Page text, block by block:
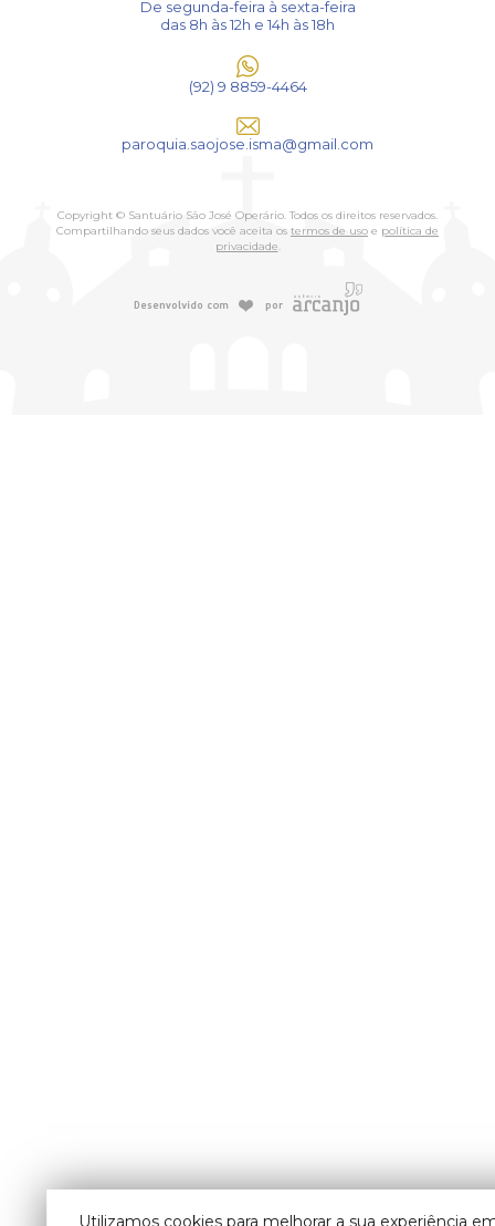
Utilizamos cookies para melhorar a sua experiência
De segunda-feira à sexta-feira
das 8h às 12h e 14h às 18h
(92) 9 8859-4464
paroquia.saojose.isma@gmail.com
Copyright © Santuário São José Operário. Todos os direitos reservados.
Compartilhando seus dados você aceita os termos de uso e política de
privacidade.